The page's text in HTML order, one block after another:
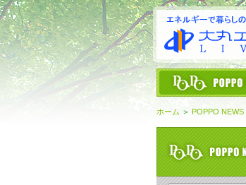
ホーム ＞ POPPO NEWS